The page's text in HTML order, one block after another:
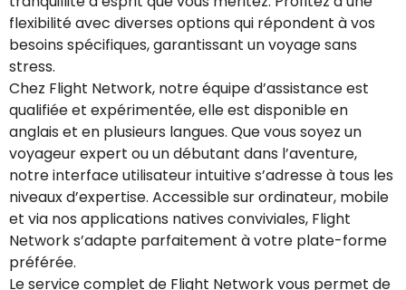
flexibilité avec diverses options qui répondent à vos
besoins spécifiques, garantissant un voyage sans
stress.
Chez Flight Network, notre équipe d’assistance est
qualifiée et expérimentée, elle est disponible en
anglais et en plusieurs langues. Que vous soyez un
voyageur expert ou un débutant dans l’aventure,
notre interface utilisateur intuitive s’adresse à tous les
niveaux d’expertise. Accessible sur ordinateur, mobile
et via nos applications natives conviviales, Flight
Network s’adapte parfaitement à votre plate-forme
préférée.
Le service complet de Flight Network vous permet de